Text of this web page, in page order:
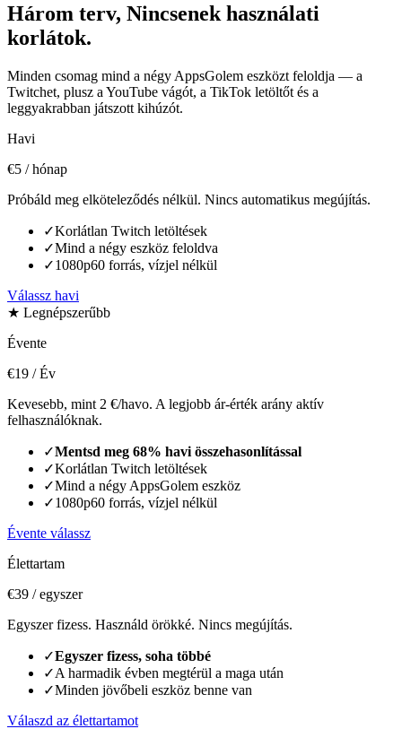
Három terv, Nincsenek használati
korlátok.
Minden csomag mind a négy AppsGolem eszközt feloldja — a
Twitchet, plusz a YouTube vágót, a TikTok letöltőt és a
leggyakrabban játszott kihúzót.
Havi
€5 / hónap
Próbáld meg elköteleződés nélkül. Nincs automatikus megújítás.
✓Korlátlan Twitch letöltések
✓Mind a négy eszköz feloldva
✓1080p60 forrás, vízjel nélkül
Válassz havi
★ Legnépszerűbb
Évente
€19 / Év
Kevesebb, mint 2 €/havo. A legjobb ár-érték arány aktív
felhasználóknak.
✓Mentsd meg 68% havi összehasonlítással
✓Korlátlan Twitch letöltések
✓Mind a négy AppsGolem eszköz
✓1080p60 forrás, vízjel nélkül
Évente válassz
Élettartam
€39 / egyszer
Egyszer fizess. Használd örökké. Nincs megújítás.
✓Egyszer fizess, soha többé
✓A harmadik évben megtérül a maga után
✓Minden jövőbeli eszköz benne van
Válaszd az élettartamot